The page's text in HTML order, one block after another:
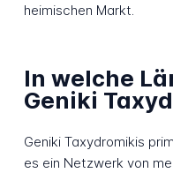
heimischen Markt.
In welche
Geniki
Geniki Taxydromikis
es ein Netzwerk von